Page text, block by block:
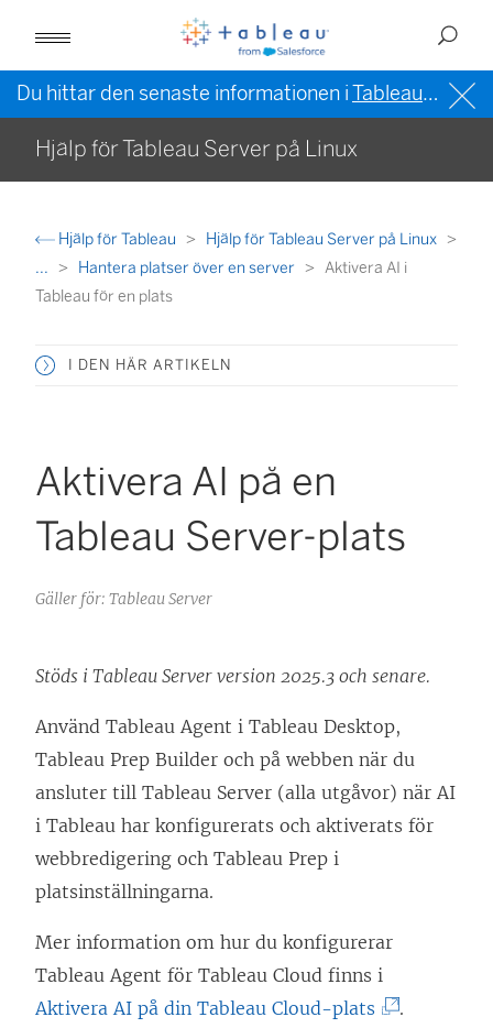
Du hittar den senaste informationen iTableau-hjälpen på engelska (USA)
Hjälp för Tableau Server på Linux
Hjälp för Tableau
Hjälp för Tableau Server på Linux
...
Hantera platser över en server
Aktivera AI i
Tableau för en plats
I DEN HÄR ARTIKELN
Aktivera AI på en
Tableau Server-plats
Gäller för: Tableau Server
Stöds i Tableau Server version 2025.3 och senare.
Använd Tableau Agent i Tableau Desktop,
Tableau Prep Builder och på webben när du
ansluter till Tableau Server (alla utgåvor) när AI
i Tableau har konfigurerats och aktiverats för
webbredigering och Tableau Prep i
platsinställningarna.
Mer information om hur du konfigurerar
Tableau Agent för Tableau Cloud finns i
Aktivera AI på din Tableau Cloud-plats
.